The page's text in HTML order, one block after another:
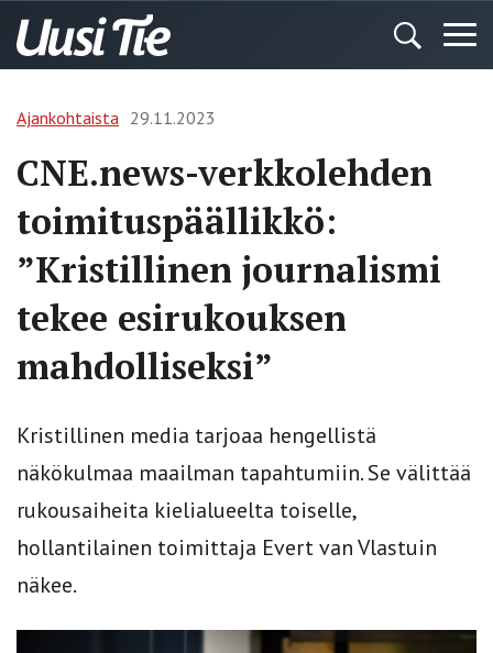
Ajankohtaista 29.11.2023
CNE.news-verkkolehden
toimituspäällikkö:
”Kristillinen journalismi
tekee esirukouksen
mahdolliseksi”
Kristillinen media tarjoaa hengellistä
näkökulmaa maailman tapahtumiin. Se välittää
rukousaiheita kielialueelta toiselle,
hollantilainen toimittaja Evert van Vlastuin
näkee.